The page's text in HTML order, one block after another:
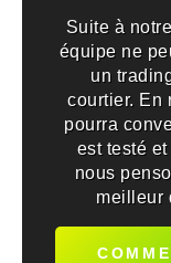
Suite à
équipe ne
un
courtier. En
pourra
est testé
nous
meilleur